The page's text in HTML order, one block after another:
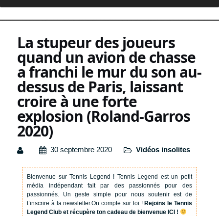
content
La stupeur des joueurs
quand un avion de chasse
a franchi le mur du son au-
dessus de Paris, laissant
croire à une forte
explosion (Roland-Garros
2020)
30 septembre 2020 Vidéos insolites
Bienvenue sur Tennis Legend ! Tennis Legend est un petit
média indépendant fait par des passionnés pour des
passionnés. Un geste simple pour nous soutenir est de
t’inscrire à la newsletter.On compte sur toi !Rejoins le Tennis
Legend Club et récupère ton cadeau de bienvenue ICI !